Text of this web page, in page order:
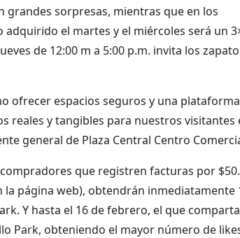
grandes sorpresas, mientras que en los
el martes y el miércoles será un
de 12:00 m a 5:00 p.m. invita los
ofrecer espacios seguros y una
reales y tangibles para nuestros visitantes
general de Plaza Central Centro
que registren facturas por
la página web), obtendrán inmediatamente
Y hasta el 16 de febrero, el que
Park, obteniendo el mayor número de